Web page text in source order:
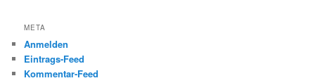
META
Anmelden
Eintrags-Feed
Kommentar-Feed